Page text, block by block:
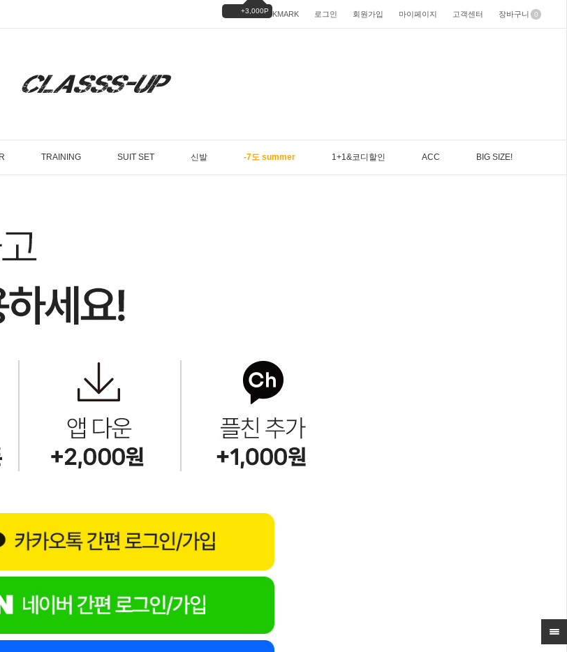
BOOKMARK 로그인 회원가입 마이페이지 고객센터 장바구니 0
+3,000P
TRAINING SUIT SET 신발 -7도 summer 1+1&코디할인 ACC BIG SIZE!